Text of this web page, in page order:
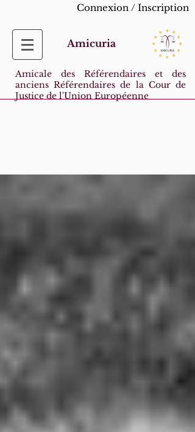
Connexion / Inscription
Amicuria
Amicale des Référendaires et des
anciens Référendaires de la Cour de
Justice de l'Union Européenne